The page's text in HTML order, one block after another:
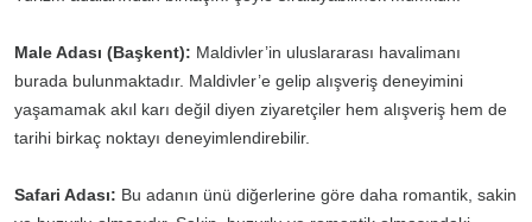
Male Adası (Başkent): Maldivler’in uluslararası havalimanı
burada bulunmaktadır. Maldivler’e gelip alışveriş deneyimini
yaşamamak akıl karı değil diyen ziyaretçiler hem alışveriş hem de
tarihi birkaç noktayı deneyimlendirebilir.
Safari Adası: Bu adanın ünü diğerlerine göre daha romantik, sakin